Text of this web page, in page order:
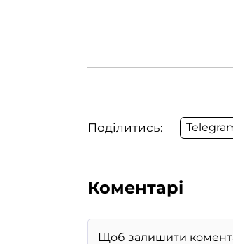
Поділитись:
Коментарі